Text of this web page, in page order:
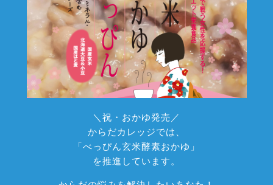
＼祝・おかゆ発売／
からだカレッジでは、
「べっぴん玄米酵素おかゆ」
を推進しています。